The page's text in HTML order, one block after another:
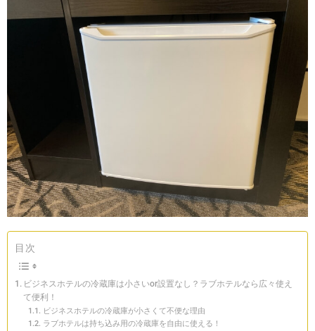
目次
ビジネスホテルの冷蔵庫は小さいor設置なし？ラブホテルなら広々使え
て便利！
ビジネスホテルの冷蔵庫が小さくて不便な理由
ラブホテルは持ち込み用の冷蔵庫を自由に使える！